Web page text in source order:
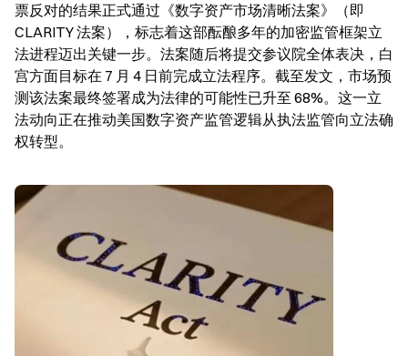
票反对的结果正式通过《数字资产市场清晰法案》（即
CLARITY 法案），标志着这部酝酿多年的加密监管框架立
法进程迈出关键一步。法案随后将提交参议院全体表决，白
宫方面目标在 7 月 4 日前完成立法程序。截至发文，市场预
测该法案最终签署成为法律的可能性已升至 68%。这一立
法动向正在推动美国数字资产监管逻辑从执法监管向立法确
权转型。